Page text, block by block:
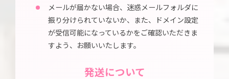
メールが届かない場合、迷惑メールフォルダに
振り分けられていないか、また、ドメイン設定
が受信可能になっているかをご確認いただきま
すよう、お願いいたします。
発送について